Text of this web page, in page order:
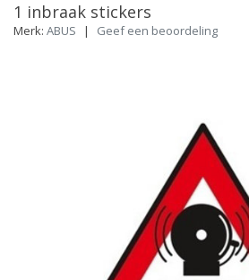
1 inbraak stickers
Merk: ABUS | Geef een beoordeling